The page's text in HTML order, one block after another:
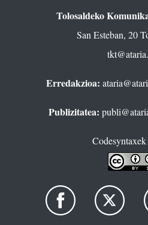
Tolosaldeko
San Esteban, 20
Erredakzioa:
Publizitatea: